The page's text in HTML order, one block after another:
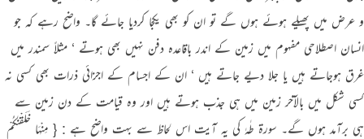
و عرض میں پھیلے ہوئے ہوں گے تو ان کو بھی یکجا کردیا جائے گا۔ واضح رہے کہ جو
انسان اصطلاحی مفہوم میں زمین کے اندر باقاعدہ دفن نہیں بھی ہوتے ‘ مثلاً سمندر میں
غرق ہوجاتے ہیں یا جلا دیے جاتے ہیں ‘ ان کے اجسام کے اجزائی ذرات بھی کسی نہ
کسی شکل میں بالآخر زمین میں ہی جذب ہوتے ہیں اور وہ قیامت کے دن زمین سے
ہی برآمد ہوں گے۔ سورة طٰہٰ کی یہ آیت اس لحاظ سے بہت واضح ہے : { مِنْہَا خَلَقْنٰـکُمْ